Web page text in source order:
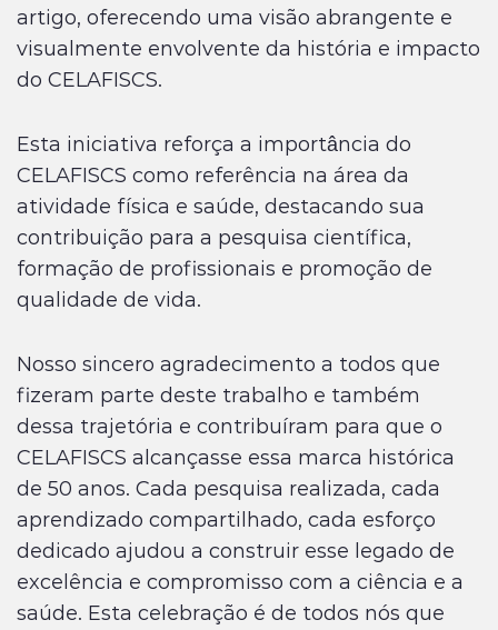
artigo, oferecendo uma visão abrangente e
visualmente envolvente da história e impacto
do CELAFISCS.
Esta iniciativa reforça a importância do
CELAFISCS como referência na área da
atividade física e saúde, destacando sua
contribuição para a pesquisa científica,
formação de profissionais e promoção de
qualidade de vida.
Nosso sincero agradecimento a todos que
fizeram parte deste trabalho e também
dessa trajetória e contribuíram para que o
CELAFISCS alcançasse essa marca histórica
de 50 anos. Cada pesquisa realizada, cada
aprendizado compartilhado, cada esforço
dedicado ajudou a construir esse legado de
excelência e compromisso com a ciência e a
saúde. Esta celebração é de todos nós que